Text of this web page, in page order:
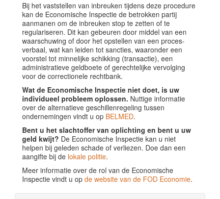
Bij het vaststellen van inbreuken tijdens deze procedure
kan de Economische Inspectie de betrokken partij
aanmanen om de inbreuken stop te zetten of te
regulariseren. Dit kan gebeuren door middel van een
waarschuwing of door het opstellen van een proces-
verbaal, wat kan leiden tot sancties, waaronder een
voorstel tot minnelijke schikking (transactie), een
administratieve geldboete of gerechtelijke vervolging
voor de correctionele rechtbank.
Wat de Economische Inspectie niet doet, is uw
individueel probleem oplossen. Nuttige informatie
over de alternatieve geschillenregeling tussen
ondernemingen vindt u op BELMED.
Bent u het slachtoffer van oplichting en bent u uw
geld kwijt? De Economische Inspectie kan u niet
helpen bij geleden schade of verliezen. Doe dan een
aangifte bij de lokale politie.
Meer informatie over de rol van de Economische
Inspectie vindt u op de website van de FOD Economie.